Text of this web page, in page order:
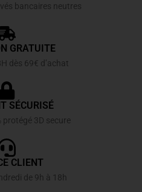
bancaires neutres
GRATUITE
dès 69€ d’achat
SÉCURISÉ
protégé 3D secure
CLIENT
de 9h à 18h